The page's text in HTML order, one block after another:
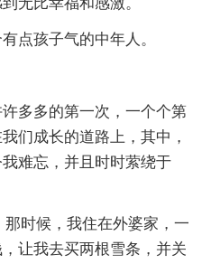
孩子气的中年人。
多多的第一次，一个个第
们成长的道路上，其中，
难忘，并且时时萦绕于
时候，我住在外婆家，一
让我去买两根雪条，并关